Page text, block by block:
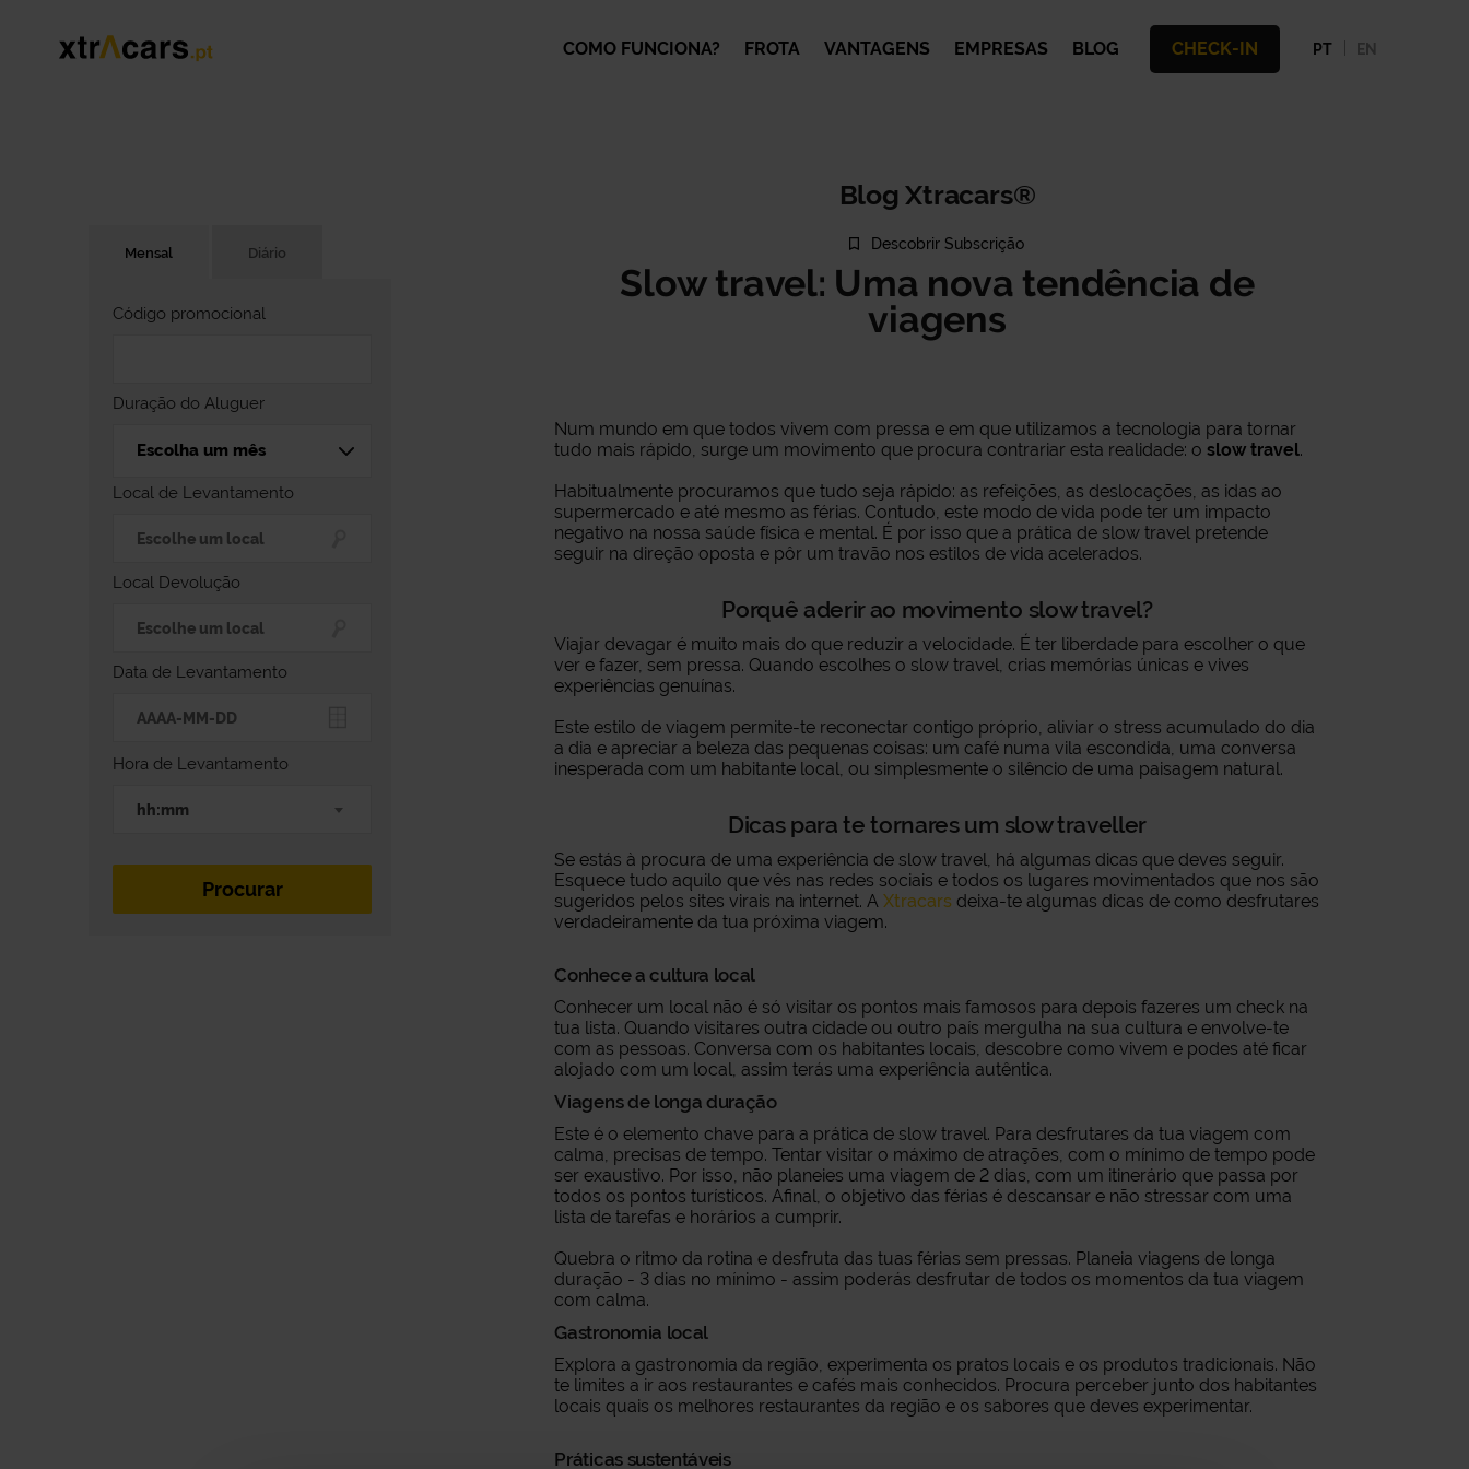
COMO FUNCIONA? FROTA VANTAGENS EMPRESAS BLOG CHECK-IN PT EN
Mensal Diário
Local de Levantamento
Local Devolução
Data de Levantamento
Hora de Levantamento
hh:mm
Duração do Aluguer
Código promocional
Blog Xtracars®
Descobrir Subscrição
Slow travel: Uma nova tendência de
viagens
Num mundo em que todos vivem com pressa e em que utilizamos a tecnologia para tornar
tudo mais rápido, surge um movimento que procura contrariar esta realidade: oslow travel.
Habitualmente procuramos que tudo seja rápido: as refeições, as deslocações, as idas ao
supermercado e até mesmo as férias. Contudo, este modo de vida pode ter um impacto
negativo na nossa saúde física e mental. É por isso que a prática de slow travel pretende
seguir na direção oposta e pôr um travão nos estilos de vida acelerados.
Porquê aderir ao movimento slow travel?
Viajar devagar é muito mais do que reduzir a velocidade. É ter liberdade para escolher o que
ver e fazer, sem pressa. Quando escolhes o slow travel, crias memórias únicas e vives
experiências genuínas.
Este estilo de viagem permite-te reconectar contigo próprio, aliviar o stress acumulado do dia
a dia e apreciar a beleza das pequenas coisas: um café numa vila escondida, uma conversa
inesperada com um habitante local, ou simplesmente o silêncio de uma paisagem natural.
Dicas para te tornares um slow traveller
Se estás à procura de uma experiência de slow travel, há algumas dicas que deves seguir.
Esquece tudo aquilo que vês nas redes sociais e todos os lugares movimentados que nos são
sugeridos pelos sites virais na internet. AXtracars deixa-te algumas dicas de como desfrutares
verdadeiramente da tua próxima viagem.
Conhece a cultura local
Conhecer um local não é só visitar os pontos mais famosos para depois fazeres um check na
tua lista. Quando visitares outra cidade ou outro país mergulha na sua cultura e envolve-te
com as pessoas. Conversa com os habitantes locais, descobre como vivem e podes até ficar
alojado com um local, assim terás uma experiência autêntica.
Viagens de longa duração
Este é o elemento chave para a prática de slow travel. Para desfrutares da tua viagem com
calma, precisas de tempo. Tentar visitar o máximo de atrações, com o mínimo de tempo pode
ser exaustivo. Por isso, não planeies uma viagem de 2 dias, com um itinerário que passa por
todos os pontos turísticos. Afinal, o objetivo das férias é descansar e não stressar com uma
lista de tarefas e horários a cumprir.
Quebra o ritmo da rotina e desfruta das tuas férias sem pressas. Planeia viagens de longa
duração - 3 dias no mínimo - assim poderás desfrutar de todos os momentos da tua viagem
com calma.
Gastronomia local
Explora a gastronomia da região, experimenta os pratos locais e os produtos tradicionais. Não
te limites a ir aos restaurantes e cafés mais conhecidos. Procura perceber junto dos habitantes
locais quais os melhores restaurantes da região e os sabores que deves experimentar.
Práticas sustentáveis